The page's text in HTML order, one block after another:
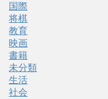
国際
将棋
教育
映画
書籍
未分類
生活
社会